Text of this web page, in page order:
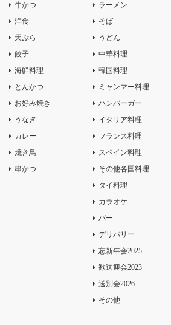
牛かつ
洋食
天ぷら
餃子
海鮮料理
とんかつ
お好み焼き
うなぎ
カレー
焼き鳥
串かつ
ラーメン
そば
うどん
中華料理
韓国料理
ミャンマー料理
ハンバーガー
イタリア料理
フランス料理
スペイン料理
その他各国料理
タイ料理
カラオケ
バー
デリバリー
忘新年会2025
歓送迎会2023
送別会2026
その他